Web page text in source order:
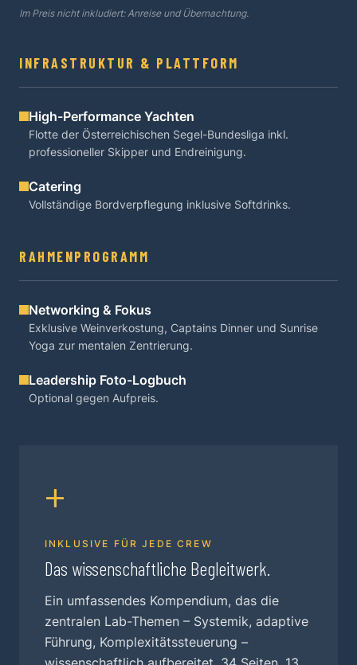
Im Preis nicht inkludiert: Anreise und Übernachtung.
INFRASTRUKTUR & PLATTFORM
High-Performance Yachten
Flotte der Österreichischen Segel-Bundesliga inkl.
professioneller Skipper und Endreinigung.
Catering
Vollständige Bordverpflegung inklusive Softdrinks.
RAHMENPROGRAMM
Networking & Fokus
Exklusive Weinverkostung, Captains Dinner und Sunrise
Yoga zur mentalen Zentrierung.
Leadership Foto-Logbuch
Optional gegen Aufpreis.
+
INKLUSIVE FÜR JEDE CREW
Das wissenschaftliche Begleitwerk.
Ein umfassendes Kompendium, das die
zentralen Lab-Themen – Systemik, adaptive
Führung, Komplexitätssteuerung –